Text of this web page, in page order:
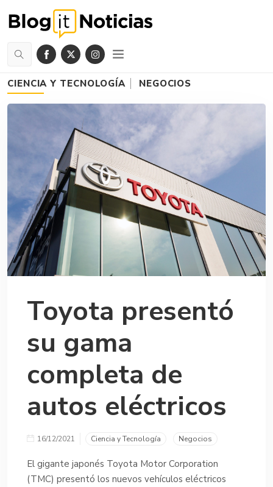
CIENCIA Y TECNOLOGÍA NEGOCIOS
Toyota presentó
su gama
completa de
autos eléctricos
16/12/2021 Ciencia y Tecnología Negocios
El gigante japonés Toyota Motor Corporation
(TMC) presentó los nuevos vehículos eléctricos